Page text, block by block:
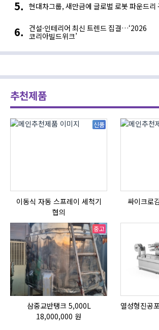
현대차그룹, 새만금에 글로벌 로봇 파운드리
건설·인테리어 최신 트렌드 집결…‘2026
코리아빌드위크’
추천제품
신품
이동식 자동 스프레이 세척기
협의
싸이크로
중고
삼중교반탱크 5,000L
18,000,000 원